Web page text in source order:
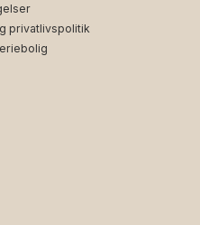
privatlivspolitik